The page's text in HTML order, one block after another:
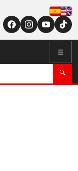
English (US /
☰
🔍